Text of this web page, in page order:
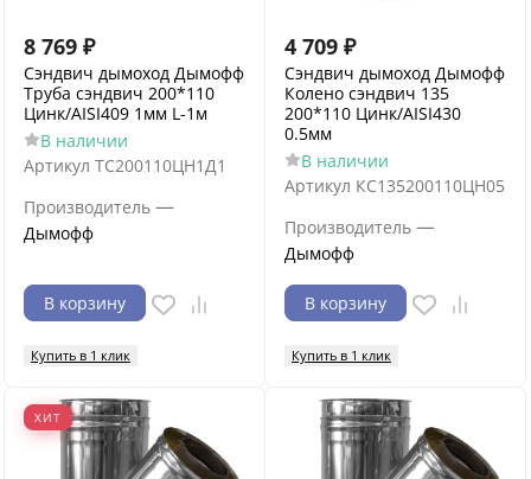
8 769 ₽
Сэндвич дымоход Дымофф
Труба сэндвич 200*110
Цинк/AISI409 1мм L-1м
В наличии
Артикул ТС200110ЦН1Д1
Производитель —
Дымофф
В корзину
Купить в 1 клик
4 709 ₽
Сэндвич дымоход Дымофф
Колено сэндвич 135
200*110 Цинк/AISI430
0.5мм
В наличии
Артикул КС135200110ЦН05
Производитель —
Дымофф
В корзину
Купить в 1 клик
ХИТ